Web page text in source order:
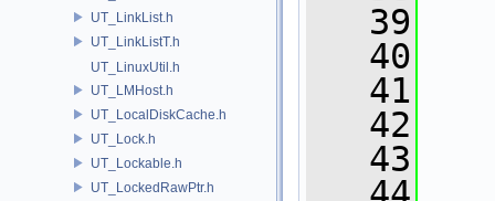
UT_LinkList.h
UT_LinkListT.h
UT_LinuxUtil.h
UT_LMHost.h
UT_LocalDiskCache.h
UT_Lock.h
UT_Lockable.h
UT_LockedRawPtr.h
   39
   40
   41
   42
   43